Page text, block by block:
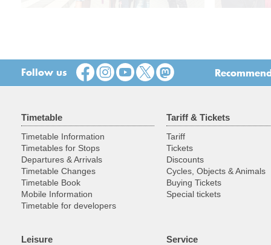
Follow us
Timetable
Timetable Information
Timetables for Stops
Departures & Arrivals
Timetable Changes
Timetable Book
Mobile Information
Timetable for developers
Tariff & Tickets
Tariff
Tickets
Discounts
Cycles, Objects & Animals
Buying Tickets
Special tickets
Leisure Service